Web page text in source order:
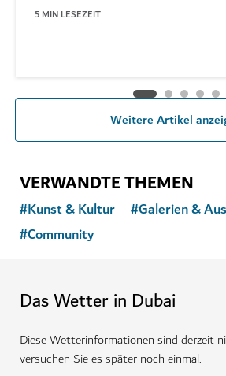
5 MIN LESEZEIT
Weitere Artikel
VERWANDTE THEMEN
#Kunst & Kultur #Galerien &
#Community
Das Wetter in Dubai
Diese Wetterinformationen sind derzeit
versuchen Sie es später noch einmal.